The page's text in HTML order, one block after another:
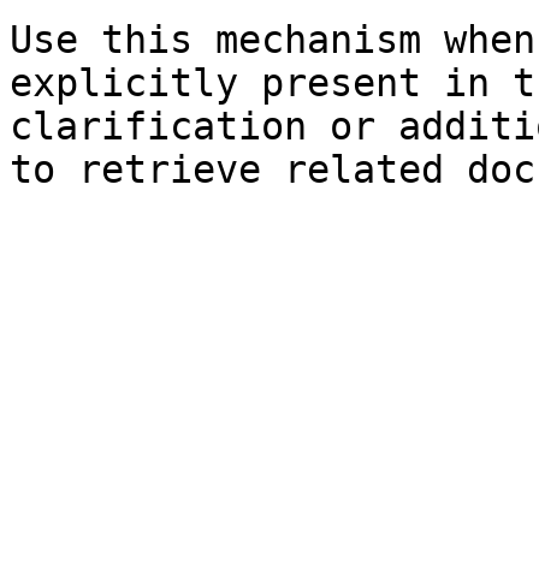
Use this mechanism
explicitly present in
clarification or